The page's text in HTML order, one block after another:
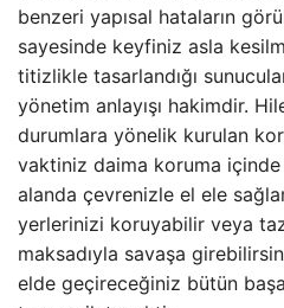
benzeri yapısal hataların
sayesinde keyfiniz asla
titizlikle tasarlandığı
yönetim anlayışı hakimdir.
durumlara yönelik kurulan
vaktiniz daima koruma
alanda çevrenizle el ele
yerlerinizi koruyabilir veya
maksadıyla savaşa
elde geçireceğiniz bütün